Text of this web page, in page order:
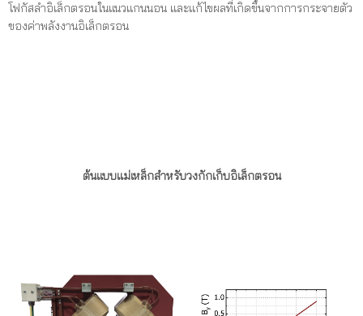
โฟกัสลำอิเล็กตรอนในแนวแกนนอน และแก้ไขผลที่เกิดขึ้นจากการกระจายตัว
ของค่าพลังงานอิเล็กตรอน
ต้นแบบแม่เหล็กสำหรับวงกักเก็บอิเล็กตรอน